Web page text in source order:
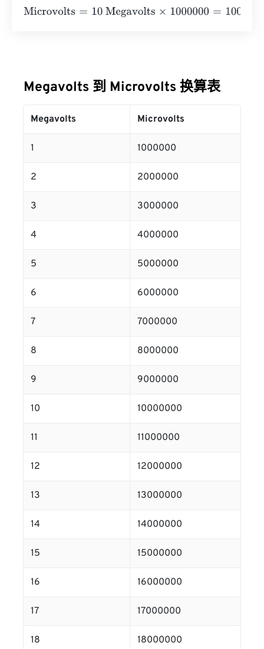
Microvolts=10 Megavolts×1000000=10000000
Megavolts 到 Microvolts 换算表
Megavolts Microvolts
1 1000000
2 2000000
3 3000000
4 4000000
5 5000000
6 6000000
7 7000000
8 8000000
9 9000000
10 10000000
11 11000000
12 12000000
13 13000000
14 14000000
15 15000000
16 16000000
17 17000000
18 18000000